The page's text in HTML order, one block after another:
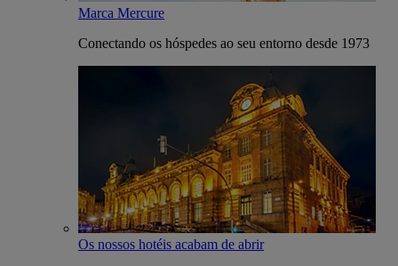
Marca Mercure
Conectando os hóspedes ao seu entorno desde 1973
Os nossos hotéis acabam de abrir